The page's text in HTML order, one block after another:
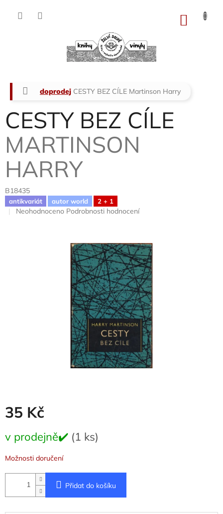
Domů
doprodej CESTY BEZ CÍLE Martinson Harry
CESTY BEZ CÍLE
MARTINSON
HARRY
B18435
antikvariát autor world 2 + 1
Průměrné
Neohodnoceno Podrobnosti hodnocení
35 Kč
cena:
v prodejně✔️ (1 ks)
Možnosti doručení
Přidat do košíku